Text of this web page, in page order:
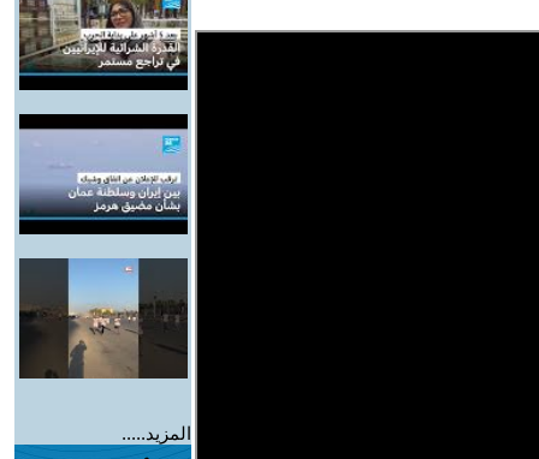
المزيد.....